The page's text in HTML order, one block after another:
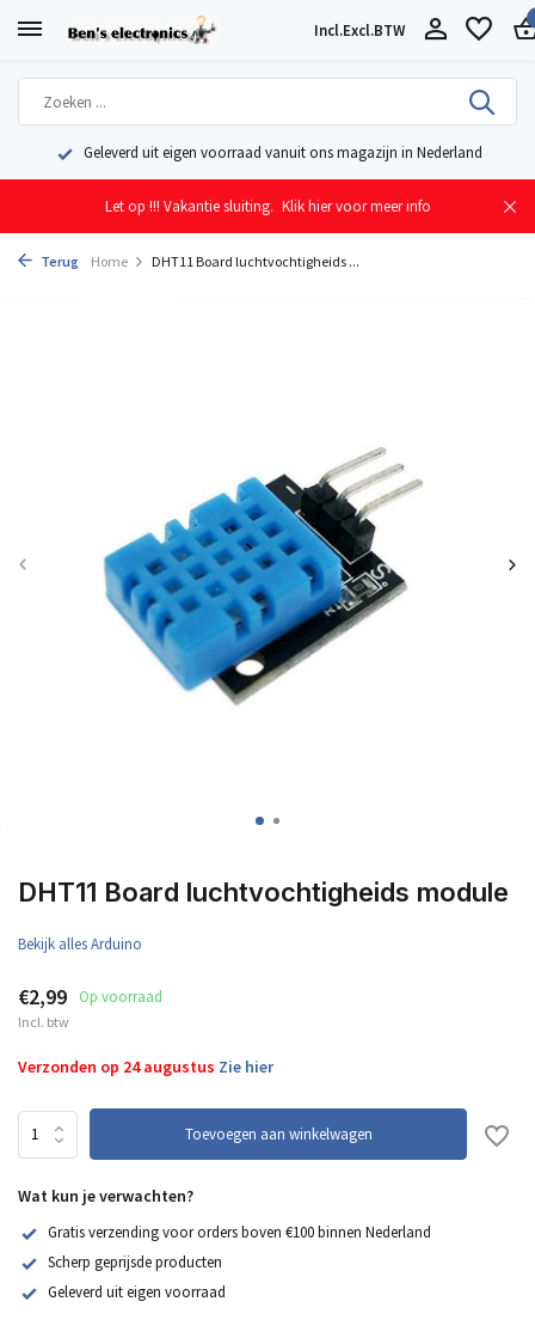
Incl.Excl.BTW
Geleverd uit eigen voorraad vanuit ons magazijn in Nederland
Let op !!! Vakantie sluiting. Klik hier voor meer info
Terug Home DHT11 Board luchtvochtigheids ...
DHT11 Board luchtvochtigheids module
Bekijk alles Arduino
€2,99 Op voorraad
Incl. btw
Verzonden op 24 augustus Zie hier
Toevoegen aan winkelwagen
Wat kun je verwachten?
Gratis verzending voor orders boven €100 binnen Nederland
Scherp geprijsde producten
Geleverd uit eigen voorraad